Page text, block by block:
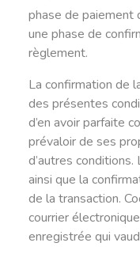
phase de paiement
une phase de
règlement.
La confirmation de
des présentes
d’en avoir parfaite
prévaloir de ses
d’autres
ainsi que la
de la transaction.
courrier
enregistrée qui